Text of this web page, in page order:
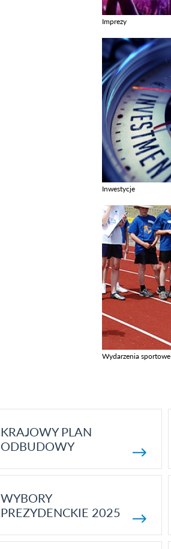
Imprezy
Inwestycje
Wydarzenia sportowe
KRAJOWY PLAN
ODBUDOWY
WYBORY
PREZYDENCKIE 2025